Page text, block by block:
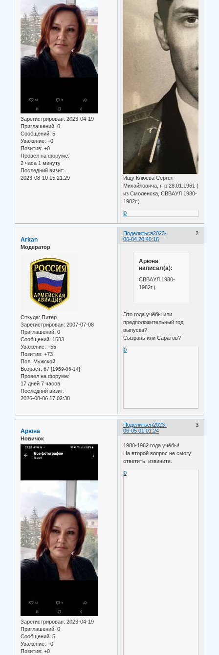
Зарегистрирован: 2023-04-19
Приглашений: 0
Сообщений: 5
Уважение: +0
Позитив: +0
Провел на форуме:
2 часа 1 минуту
Последний визит:
2023-08-10 15:21:29
Ищу Клюева Сергея
Михайловича, г. р.28.01.1961 (
из Смоленска, СВВАУЛ 1980-
1982г.)
0
Поделиться 2
2023-
06-04 20:40:16
Arkan
Модератор
Откуда: Питер
Зарегистрирован: 2007-07-08
Приглашений: 0
Сообщений: 1583
Уважение: +55
Позитив: +73
Пол: Мужской
Возраст: 67 [1959-06-14]
Провел на форуме:
17 дней 7 часов
Последний визит:
2026-08-06 17:02:38
Арюна
написал(а):
СВВАУЛ 1980-
1982г.)
Это года учёбы или
предположительный год
выпуска?
Сызрань или Саратов?
0
Поделиться 3
2023-
06-05 01:01:24
Арюна
Новичок
Зарегистрирован: 2023-04-19
Приглашений: 0
Сообщений: 5
Уважение: +0
Позитив: +0
1980-1982 года учёбы!
На второй вопрос не смогу
ответить, извините.
0